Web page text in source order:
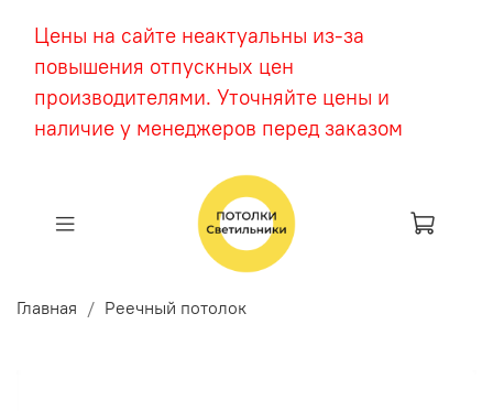
Цены на сайте неактуальны из-за
повышения отпускных цен
производителями. Уточняйте цены и
наличие у менеджеров перед заказом
Главная Реечный потолок